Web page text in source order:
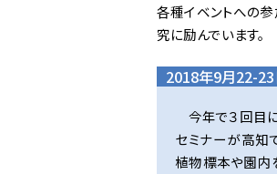
各種イベントへの参
究に励んでいます。
2018年9月22-23
今年で３回目
セミナーが高知
植物標本や園内